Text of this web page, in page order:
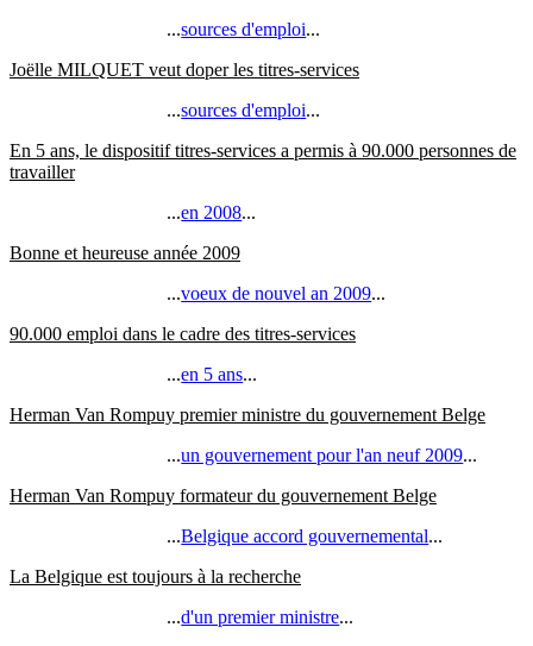
...sources d'emploi...
Joëlle MILQUET veut doper les titres-services
...sources d'emploi...
En 5 ans, le dispositif titres-services a permis à 90.000 personnes de
travailler
...en 2008...
Bonne et heureuse année 2009
...voeux de nouvel an 2009...
90.000 emploi dans le cadre des titres-services
...en 5 ans...
Herman Van Rompuy premier ministre du gouvernement Belge
...un gouvernement pour l'an neuf 2009...
Herman Van Rompuy formateur du gouvernement Belge
...Belgique accord gouvernemental...
La Belgique est toujours à la recherche
...d'un premier ministre...